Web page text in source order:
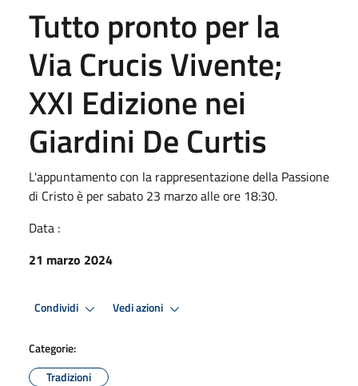
Tutto pronto per la
Via Crucis Vivente;
XXI Edizione nei
Giardini De Curtis
L'appuntamento con la rappresentazione della Passione
di Cristo è per sabato 23 marzo alle ore 18:30.
Data :
21 marzo 2024
Condividi Vedi azioni
Categorie:
Tradizioni